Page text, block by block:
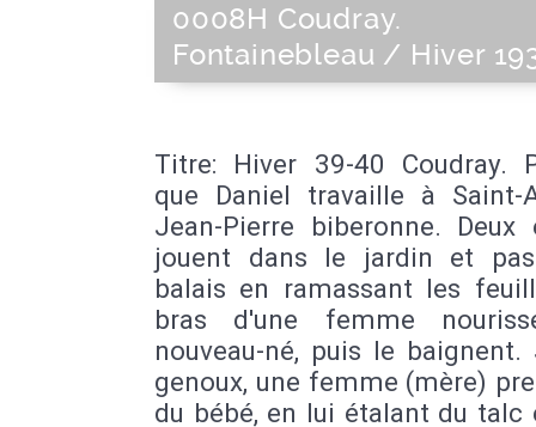
0008H Coudray.
Fontainebleau / Hiver
Titre: Hiver 39-40 Coudray.
que Daniel travaille à Saint-
Jean-Pierre biberonne. Deux
jouent dans le jardin et
balais en ramassant les
bras d'une femme
nouveau-né, puis le baignent.
genoux, une femme (mère)
du bébé, en lui étalant du talc